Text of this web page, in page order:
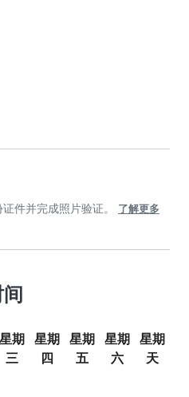
件并完成照片验证。 了解更多
星期
三
星期
四
星期
五
星期
六
星期
天